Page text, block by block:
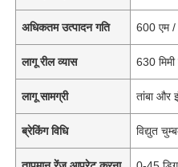
अधिकतम उत्पादन गति 600 एम /
लागू रील व्यास 630
लागू सामग्री तांबा
ब्रेकिंग विधि विद्युत